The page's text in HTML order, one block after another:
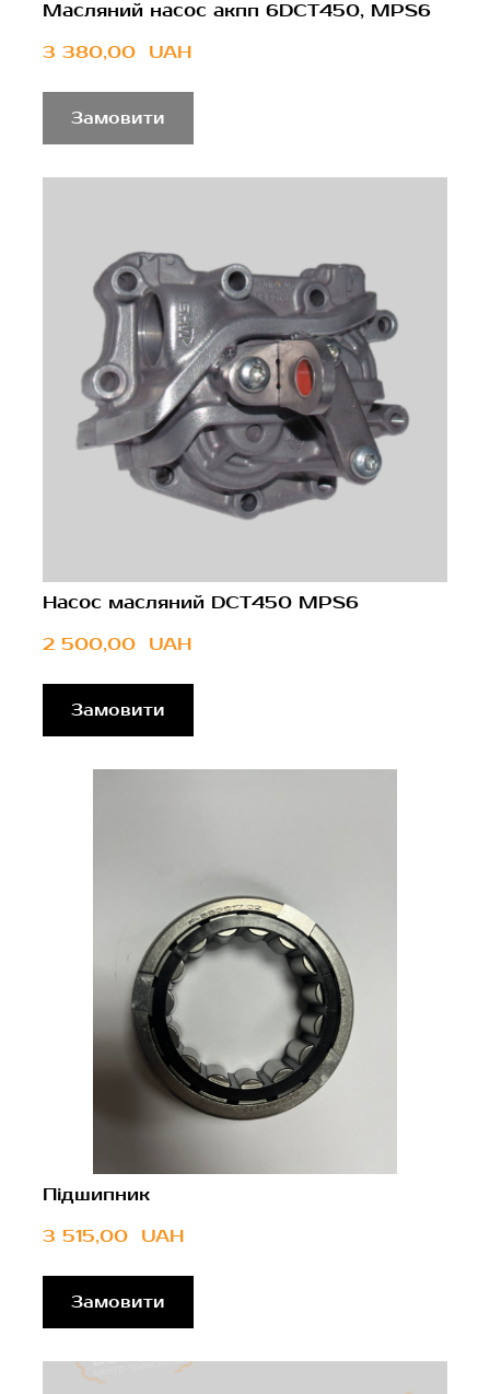
Масляний насос акпп 6DCT450, MPS6
3 380,00  UAH
Замовити
Насос масляний DCT450 MPS6
2 500,00  UAH
Замовити
Підшипник
3 515,00  UAH
Замовити